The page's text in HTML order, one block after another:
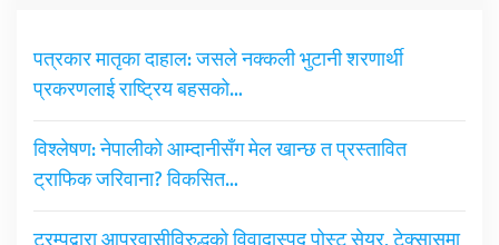
पत्रकार मातृका दाहाल: जसले नक्कली भुटानी शरणार्थी
प्रकरणलाई राष्ट्रिय बहसको…
विश्लेषण: नेपालीको आम्दानीसँग मेल खान्छ त प्रस्तावित
ट्राफिक जरिवाना? विकसित…